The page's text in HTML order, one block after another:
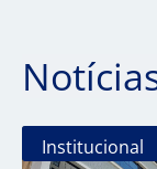
Institucional